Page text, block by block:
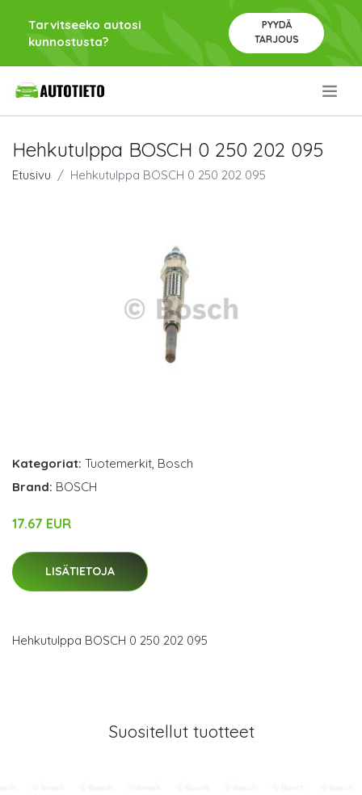
Tarvitseeko autosi
kunnostusta?
PYYDÄ
TARJOUS
Hehkutulppa BOSCH 0 250 202 095
Etusivu Hehkutulppa BOSCH 0 250 202 095
Kategoriat: Tuotemerkit, Bosch
Brand: BOSCH
17.67 EUR
LISÄTIETOJA
Hehkutulppa BOSCH 0 250 202 095
Suositellut tuotteet